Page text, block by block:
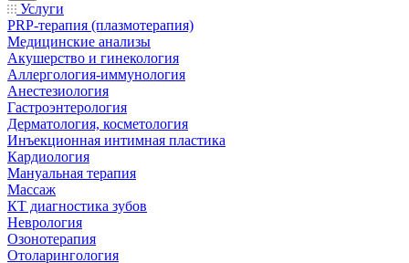
Услуги
PRP-терапия (плазмотерапия)
Медицинские анализы
Акушерство и гинекология
Аллергология-иммунология
Анестезиология
Гастроэнтерология
Дерматология, косметология
Инъекционная интимная пластика
Кардиология
Мануальная терапия
Массаж
КТ диагностика зубов
Неврология
Озонотерапия
Отоларингология